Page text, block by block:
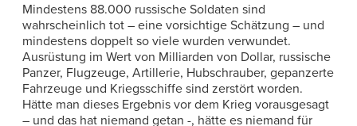
Mindestens 88.000 russische Soldaten sind
wahrscheinlich tot – eine vorsichtige Schätzung – und
mindestens doppelt so viele wurden verwundet.
Ausrüstung im Wert von Milliarden von Dollar, russische
Panzer, Flugzeuge, Artillerie, Hubschrauber, gepanzerte
Fahrzeuge und Kriegsschiffe sind zerstört worden.
Hätte man dieses Ergebnis vor dem Krieg vorausgesagt
– und das hat niemand getan -, hätte es niemand für